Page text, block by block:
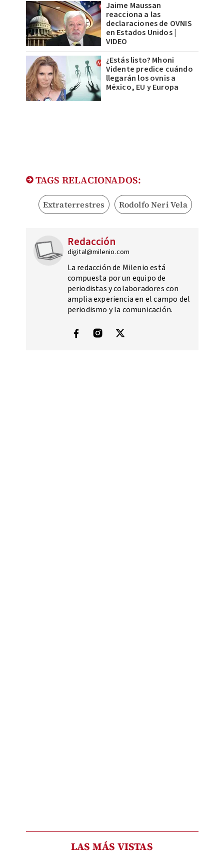
Jaime Maussan
reacciona a las
declaraciones de OVNIS
en Estados Unidos |
VIDEO
¿Estás listo? Mhoni
Vidente predice cuándo
llegarán los ovnis a
México, EU y Europa
TAGS RELACIONADOS:
Extraterrestres Rodolfo Neri Vela
Redacción
digital@milenio.com
La redacción de Milenio está
compuesta por un equipo de
periodistas y colaboradores con
amplia experiencia en el campo del
periodismo y la comunicación.
LAS MÁS VISTAS